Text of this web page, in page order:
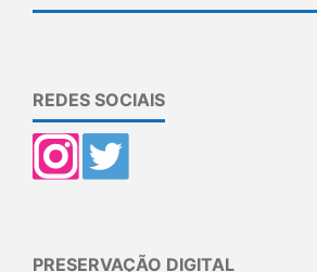
REDES SOCIAIS
PRESERVAÇÃO DIGITAL